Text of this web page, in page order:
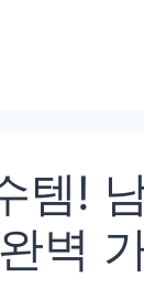
템!
벽